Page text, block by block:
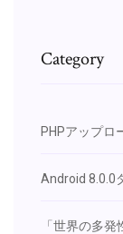
Category
PHPアップロ
Android 8.0.0
「世界の多